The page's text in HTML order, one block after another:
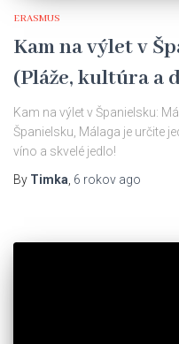
ERASMUS
Kam na výlet v
(Pláže, kultúra a
Kam na výlet v Španielsku:
Španielsku, Málaga je určite
víno a skvelé jedlo!
By Timka 6 rokov ago